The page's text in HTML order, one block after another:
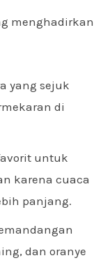
menghadirkan
yang sejuk
di
untuk
karena cuaca
panjang.
dan oranye